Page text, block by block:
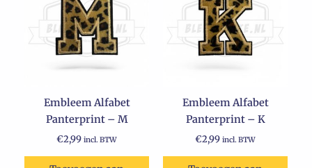
Embleem Alfabet
Panterprint – M
€2,99 incl. BTW
Embleem Alfabet
Panterprint – K
€2,99 incl. BTW